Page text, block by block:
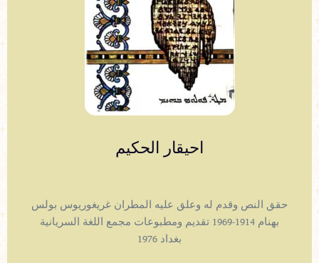
احيقار الحكيم
حقق النص وقدم له وعلق عليه المطران غريغوريوس بولس
بهنام 1914-1969 تقديم ومطبوعات مجمع اللغة السريانية
بغداد 1976